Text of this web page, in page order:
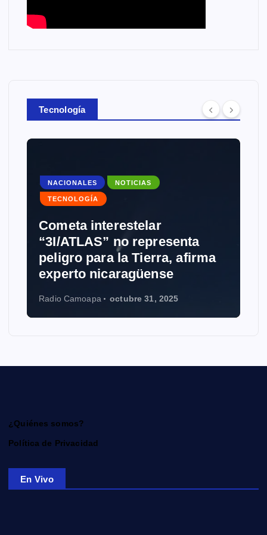
Tecnología
NACIONALES NOTICIAS
TECNOLOGÍA
Cometa interestelar
“3I/ATLAS” no representa
peligro para la Tierra, afirma
experto nicaragüense
Radio Camoapa octubre 31, 2025
¿Quiénes somos?
Política de Privacidad
En Vivo